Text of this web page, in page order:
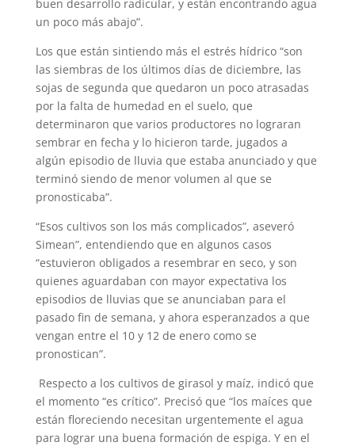
buen desarrollo radicular, y están encontrando agua
un poco más abajo”.
Los que están sintiendo más el estrés hídrico “son
las siembras de los últimos días de diciembre, las
sojas de segunda que quedaron un poco atrasadas
por la falta de humedad en el suelo, que
determinaron que varios productores no lograran
sembrar en fecha y lo hicieron tarde, jugados a
algún episodio de lluvia que estaba anunciado y que
terminó siendo de menor volumen al que se
pronosticaba”.
“Esos cultivos son los más complicados”, aseveró
Simean”, entendiendo que en algunos casos
“estuvieron obligados a resembrar en seco, y son
quienes aguardaban con mayor expectativa los
episodios de lluvias que se anunciaban para el
pasado fin de semana, y ahora esperanzados a que
vengan entre el 10 y 12 de enero como se
pronostican”.
Respecto a los cultivos de girasol y maíz, indicó que
el momento “es crítico”. Precisó que “los maíces que
están floreciendo necesitan urgentemente el agua
para lograr una buena formación de espiga. Y en el